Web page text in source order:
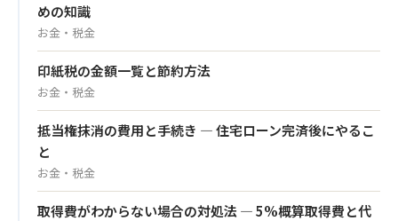
めの知識
お金・税金
印紙税の金額一覧と節約方法
お金・税金
抵当権抹消の費用と手続き — 住宅ローン完済後にやるこ
と
お金・税金
取得費がわからない場合の対処法 — 5%概算取得費と代